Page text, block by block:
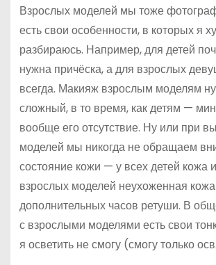
Взрослых моделей мы тоже
есть свои особенности, в которых я
разбираюсь. Например, для детей
нужна причёска, а для взрослых
всегда. Макияж взрослым моделям
сложный, в то время, как детям —
вообще его отсутствие. Ну или при
моделей мы никогда не обращаем
состояние кожи — у всех детей кожа
взрослых моделей неухоженная
дополнительных часов ретуши. В
с взрослыми моделями есть свои
я осветить не смогу (смогу только